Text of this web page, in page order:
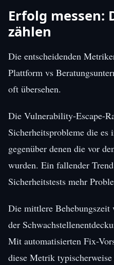
Erfolg messen:
zählen
Die entscheidenden
Plattform vs
oft übersehen.
Die Vulnerability-Escape-
Sicherheitsprobleme die es
gegenüber denen die vor
wurden. Ein fallender
Sicherheitstests mehr
Die mittlere Behebungszeit
der
Mit automatisierten Fix-
diese Metrik